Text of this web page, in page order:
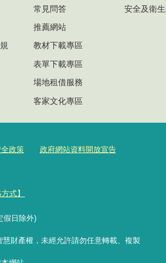
常見問答
推薦網站
教材下載專區
表單下載專區
場地租借服務
客家文化專區
安全及衛
政策 政府網站資料開放宣告
式】
假日除外)
財產權，未經允許請勿任意轉載、複製